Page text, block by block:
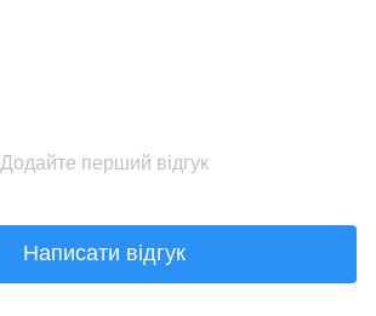
Додайте перший відгук
Написати відгук